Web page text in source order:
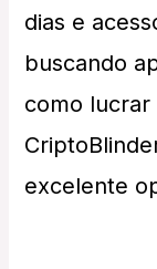
dias e
buscando
como lucrar
excelente